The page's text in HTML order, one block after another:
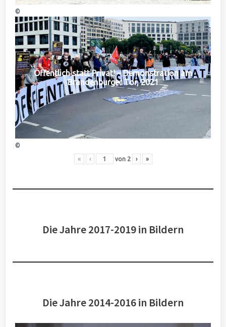
©
Öffentlich statt Privat! – Demonstration am
Brandenburger Tor, 2021
©
« ‹ von 2 › »
Die Jahre 2017-2019 in Bildern
Die Jahre 2014-2016 in Bildern